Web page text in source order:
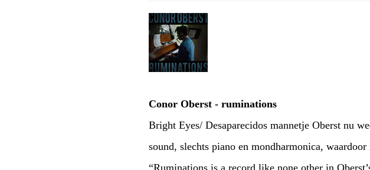
Conor Oberst - ruminations
Bright Eyes/ Desaparecidos mannetje Oberst nu
sound, slechts piano en mondharmonica,
“Ruminations is a record like none other in